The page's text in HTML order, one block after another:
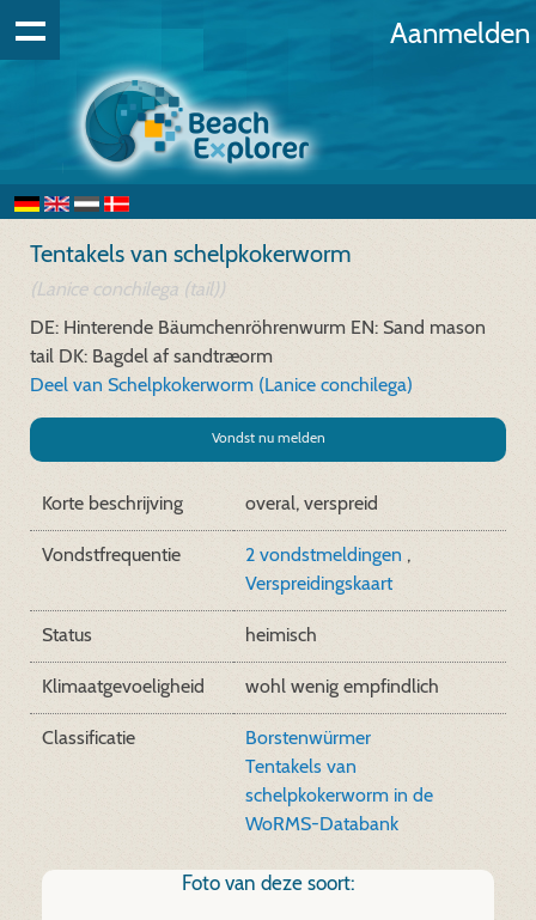
Aanmelden
Tentakels van schelpkokerworm
(Lanice conchilega (tail))
DE: Hinterende Bäumchenröhrenwurm EN: Sand mason
tail DK: Bagdel af sandtræorm
Deel van Schelpkokerworm (Lanice conchilega)
Vondst nu melden
Korte beschrijving overal, verspreid
Vondstfrequentie 2 vondstmeldingen ,
Verspreidingskaart
Status heimisch
Klimaatgevoeligheid wohl wenig empfindlich
Classificatie
Borstenwürmer
Tentakels van
schelpkokerworm in de
WoRMS-Databank
Foto van deze soort: